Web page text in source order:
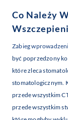
Co Należy
Zabieg
być poprzedzony
które zleca
stomatologicznym.
przede wszystkim
przede wszystkim